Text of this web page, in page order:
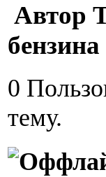
Автор
0
тему.